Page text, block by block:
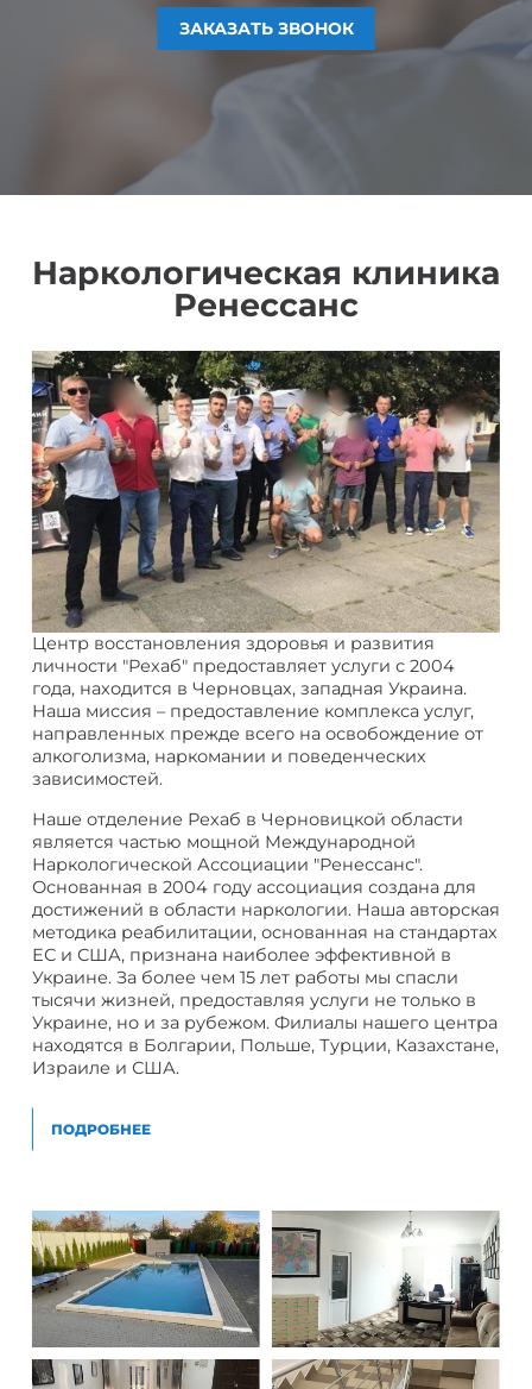
ЗАКАЗАТЬ ЗВОНОК
ЗАКАЗАТЬ ЗВОНОК
Наркологическая клиника
Ренессанс
Центр восстановления здоровья и развития
личности "Рехаб" предоставляет услуги с 2004
года, находится в Черновцах, западная Украина.
Наша миссия – предоставление комплекса услуг,
направленных прежде всего на освобождение от
алкоголизма, наркомании и поведенческих
зависимостей.
Наше отделение Рехаб в Черновицкой области
является частью мощной Международной
Наркологической Ассоциации "Ренессанс".
Основанная в 2004 году ассоциация создана для
достижений в области наркологии. Наша авторская
методика реабилитации, основанная на стандартах
ЕС и США, признана наиболее эффективной в
Украине. За более чем 15 лет работы мы спасли
тысячи жизней, предоставляя услуги не только в
Украине, но и за рубежом. Филиалы нашего центра
находятся в Болгарии, Польше, Турции, Казахстане,
Израиле и США.
ПОДРОБНЕЕ